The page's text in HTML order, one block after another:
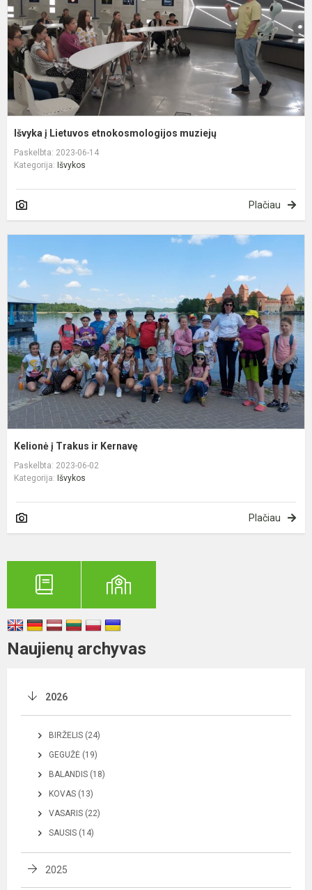
Išvyka į Lietuvos etnokosmologijos muziejų
Paskelbta: 2023-06-14
Kategorija: Išvykos
Plačiau
Kelionė į Trakus ir Kernavę
Paskelbta: 2023-06-02
Kategorija: Išvykos
Plačiau
Naujienų archyvas
2026
BIRŽELIS (24)
GEGUŽĖ (19)
BALANDIS (18)
KOVAS (13)
VASARIS (22)
SAUSIS (14)
2025